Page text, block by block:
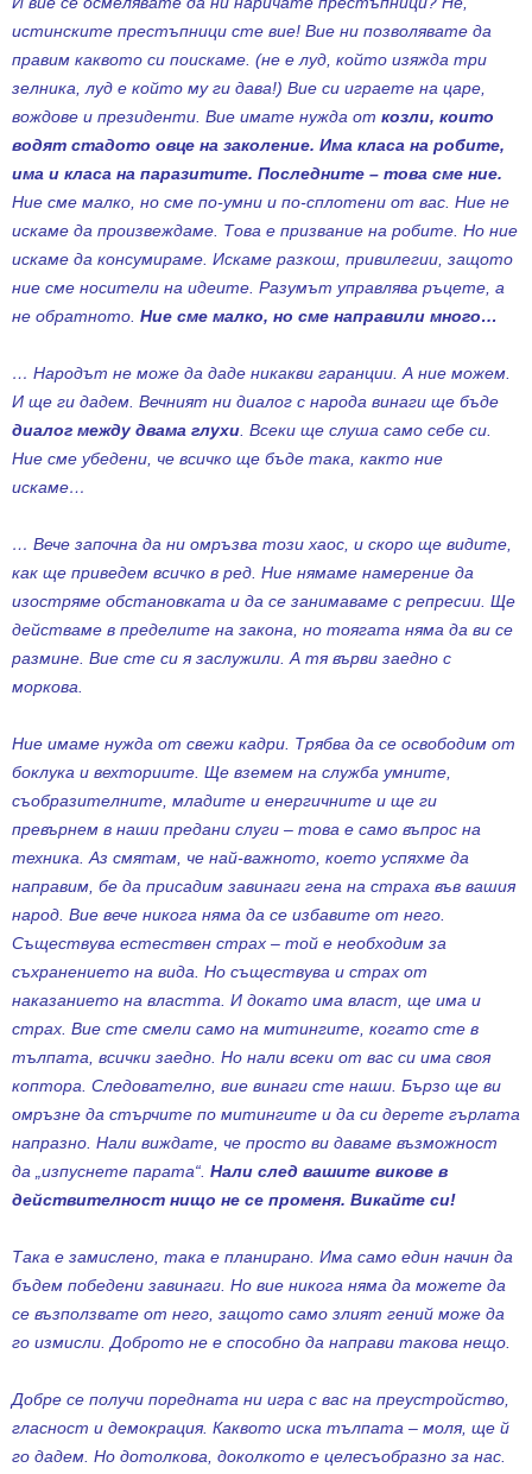
истинските престъпници сте вие! Вие ни позволявате да
правим каквото си поискаме. (не е луд, който изяжда три
зелника, луд е който му ги дава!) Вие си играете на царе,
вождове и президенти. Вие имате нужда от козли, които
водят стадото овце на заколение. Има класа на робите,
има и класа на паразитите. Последните – това сме ние.
Ние сме малко, но сме по-умни и по-сплотени от вас. Ние не
искаме да произвеждаме. Това е призвание на робите. Но ние
искаме да консумираме. Искаме разкош, привилегии, защото
ние сме носители на идеите. Разумът управлява ръцете, а
не обратното. Ние сме малко, но сме направили много…
… Народът не може да даде никакви гаранции. А ние можем.
И ще ги дадем. Вечният ни диалог с народа винаги ще бъде
диалог между двама глухи . Всеки ще слуша само себе си.
Ние сме убедени, че всичко ще бъде така, както ние
искаме…
… Вече започна да ни омръзва този хаос, и скоро ще видите,
как ще приведем всичко в ред. Ние нямаме намерение да
изостряме обстановката и да се занимаваме с репресии. Ще
действаме в пределите на закона, но тоягата няма да ви се
размине. Вие сте си я заслужили. А тя върви заедно с
моркова.
Ние имаме нужда от свежи кадри. Трябва да се освободим от
боклука и вехториите. Ще вземем на служба умните,
съобразителните, младите и енергичните и ще ги
превърнем в наши предани слуги – това е само въпрос на
техника. Аз смятам, че най-важното, което успяхме да
направим, бе да присадим завинаги гена на страха във вашия
народ. Вие вече никога няма да се избавите от него.
Съществува естествен страх – той е необходим за
съхранението на вида. Но съществува и страх от
наказанието на властта. И докато има власт, ще има и
страх. Вие сте смели само на митингите, когато сте в
тълпата, всички заедно. Но нали всеки от вас си има своя
коптора. Следователно, вие винаги сте наши. Бързо ще ви
омръзне да стърчите по митингите и да си дерете гърлата
напразно. Нали виждате, че просто ви даваме възможност
да „изпуснете парата“. Нали след вашите викове в
действителност нищо не се променя. Викайте си!
Така е замислено, така е планирано. Има само един начин да
бъдем победени завинаги. Но вие никога няма да можете да
се възползвате от него, защото само злият гений може да
го измисли. Доброто не е способно да направи такова нещо.
Добре се получи поредната ни игра с вас на преустройство,
гласност и демокрация. Каквото иска тълпата – моля, ще й
го дадем. Но дотолкова, доколкото е целесъобразно за нас.